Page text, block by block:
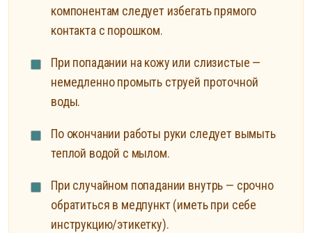
компонентам следует избегать прямого
контакта с порошком.
При попадании на кожу или слизистые —
немедленно промыть струей проточной
воды.
По окончании работы руки следует вымыть
теплой водой с мылом.
При случайном попадании внутрь — срочно
обратиться в медпункт (иметь при себе
инструкцию/этикетку).